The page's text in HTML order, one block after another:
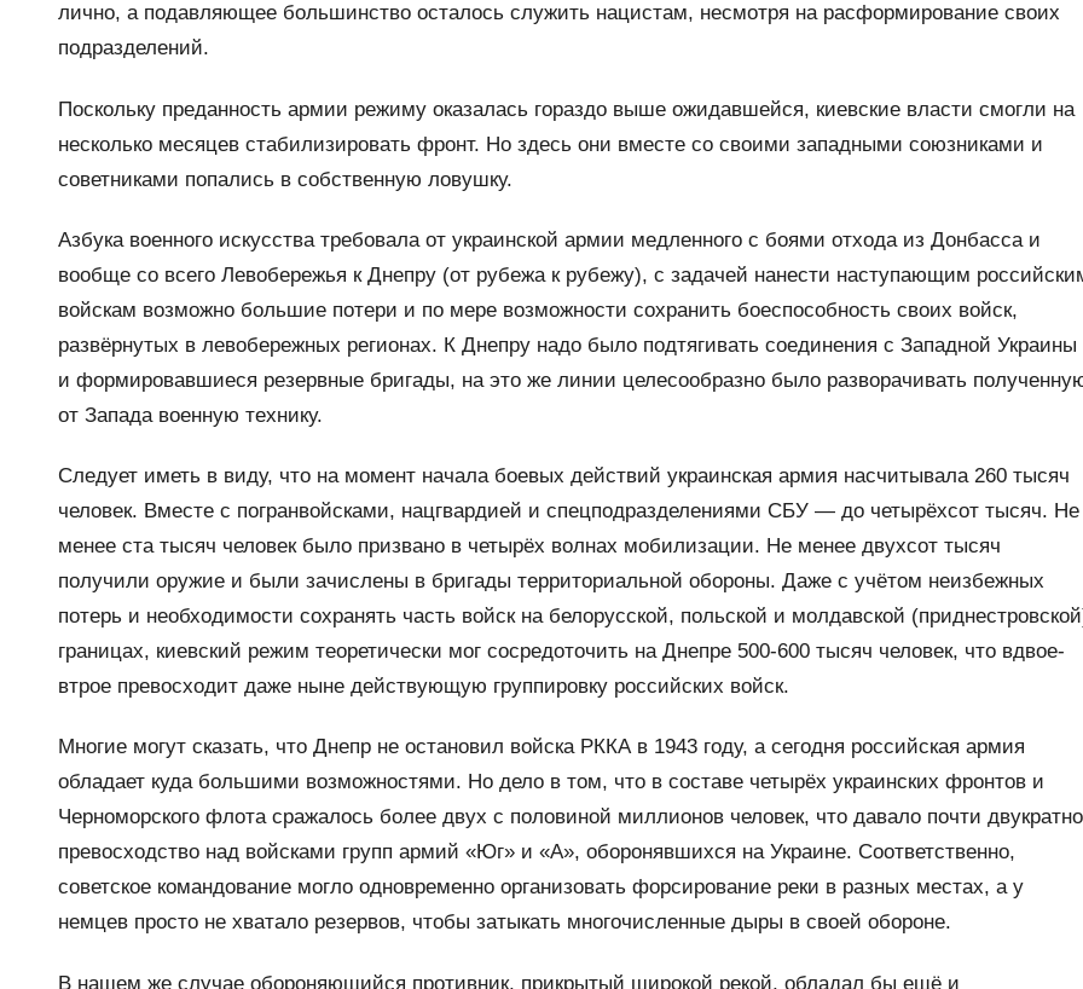
лично, а подавляющее большинство осталось служить нацистам, несмотря на расформирование своих
подразделений.
Поскольку преданность армии режиму оказалась гораздо выше ожидавшейся, киевские власти смогли на
несколько месяцев стабилизировать фронт. Но здесь они вместе со своими западными союзниками и
советниками попались в собственную ловушку.
Азбука военного искусства требовала от украинской армии медленного с боями отхода из Донбасса и
вообще со всего Левобережья к Днепру (от рубежа к рубежу), с задачей нанести наступающим
войскам возможно большие потери и по мере возможности сохранить боеспособность своих войск,
развёрнутых в левобережных регионах. К Днепру надо было подтягивать соединения с Западной Украины
и формировавшиеся резервные бригады, на это же линии целесообразно было разворачивать
от Запада военную технику.
Следует иметь в виду, что на момент начала боевых действий украинская армия насчитывала 260 тысяч
человек. Вместе с погранвойсками, нацгвардией и спецподразделениями СБУ — до четырёхсот тысяч. Не
менее ста тысяч человек было призвано в четырёх волнах мобилизации. Не менее двухсот тысяч
получили оружие и были зачислены в бригады территориальной обороны. Даже с учётом неизбежных
потерь и необходимости сохранять часть войск на белорусской, польской и молдавской
границах, киевский режим теоретически мог сосредоточить на Днепре 500-600 тысяч человек, что вдвое-
втрое превосходит даже ныне действующую группировку российских войск.
Многие могут сказать, что Днепр не остановил войска РККА в 1943 году, а сегодня российская армия
обладает куда большими возможностями. Но дело в том, что в составе четырёх украинских фронтов и
Черноморского флота сражалось более двух с половиной миллионов человек, что давало почти
превосходство над войсками групп армий «Юг» и «А», оборонявшихся на Украине. Соответственно,
советское командование могло одновременно организовать форсирование реки в разных местах, а у
немцев просто не хватало резервов, чтобы затыкать многочисленные дыры в своей обороне.
В нашем же случае обороняющийся противник, прикрытый широкой рекой, обладал бы ещё и